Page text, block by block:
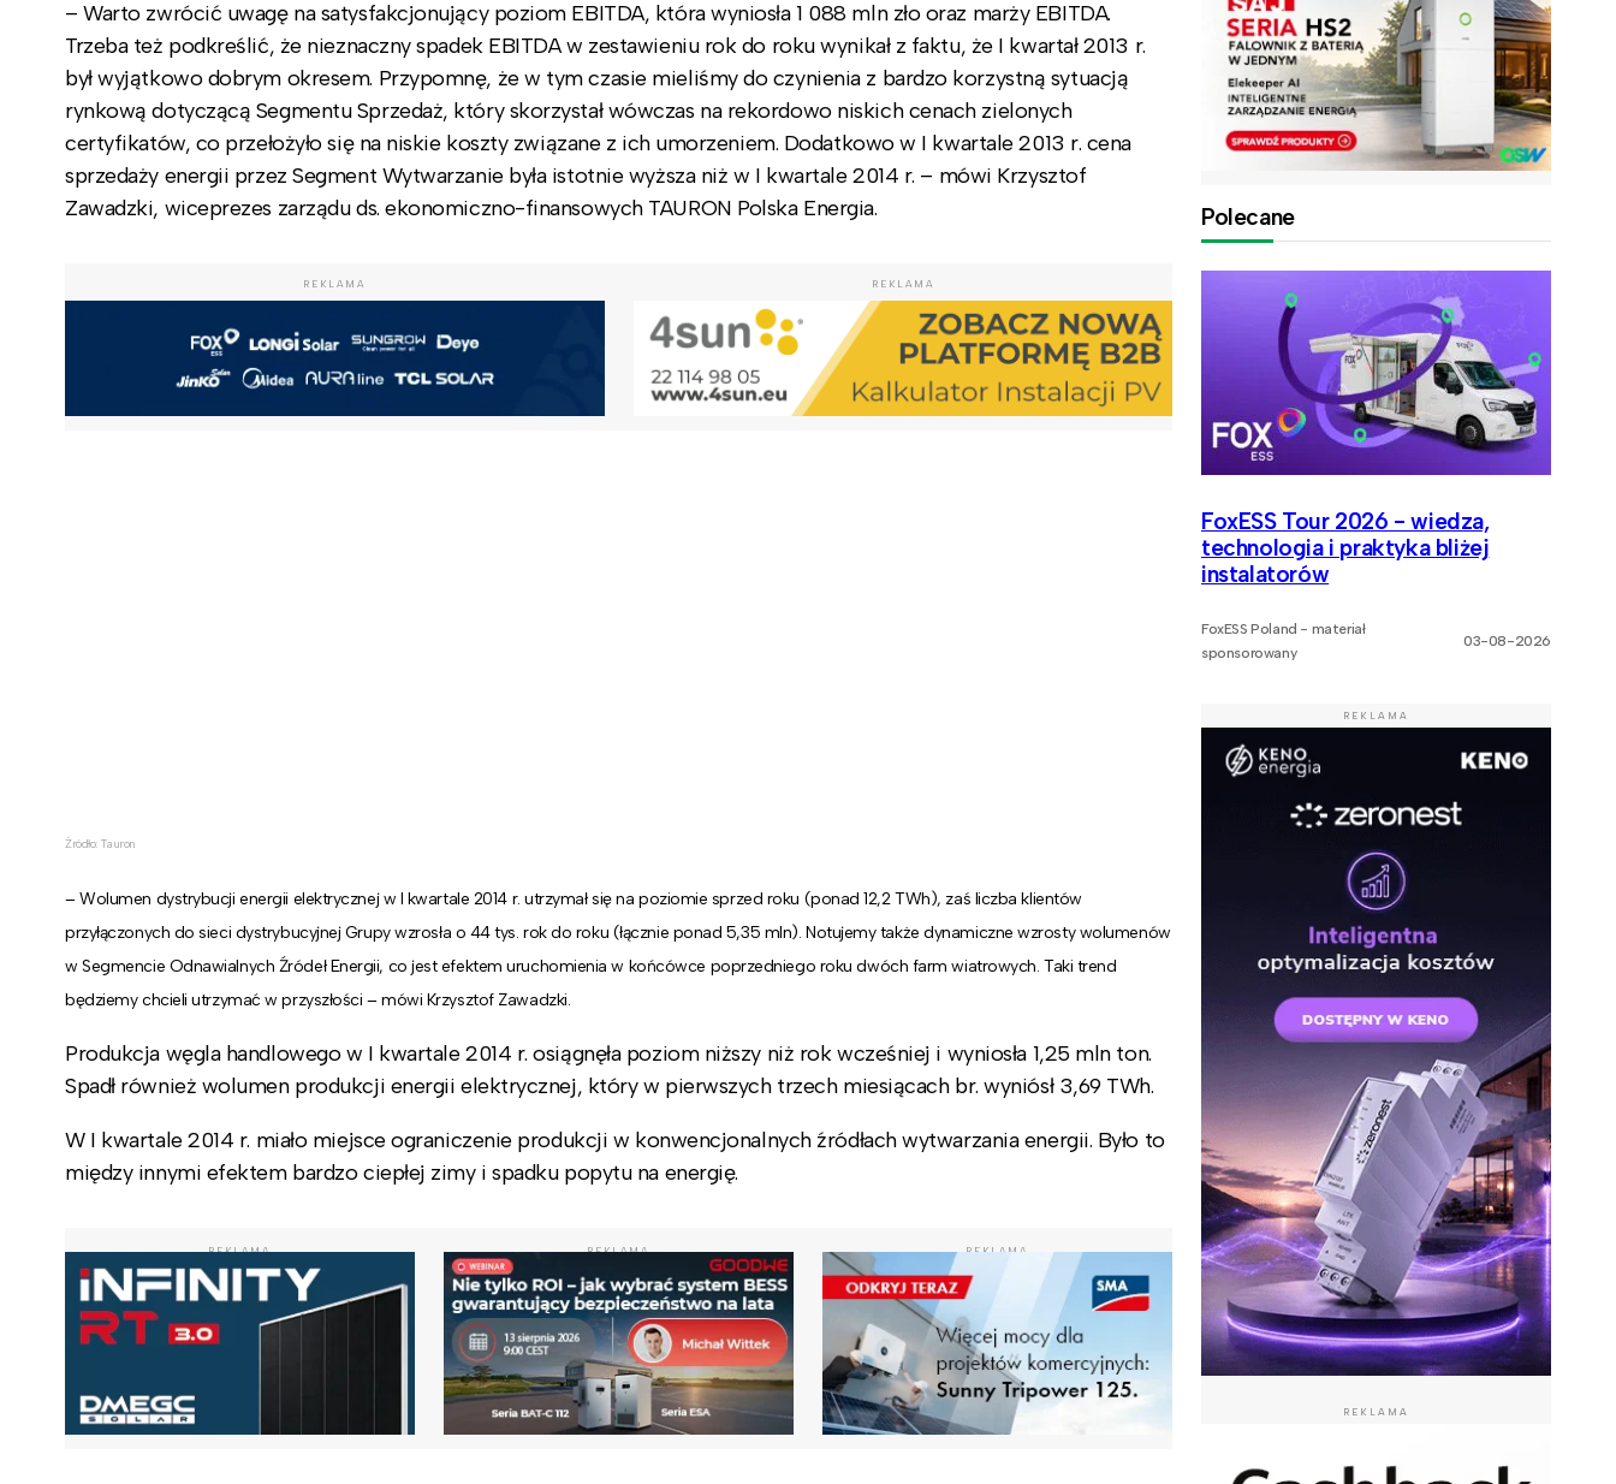
– Warto zwrócić uwagę na satysfakcjonujący poziom EBITDA, która wyniosła 1 088 mln zło oraz marży EBITDA.
Trzeba też podkreślić, że nieznaczny spadek EBITDA w zestawieniu rok do roku wynikał z faktu, że I kwartał 2013 r.
był wyjątkowo dobrym okresem. Przypomnę, że w tym czasie mieliśmy do czynienia z bardzo korzystną sytuacją
rynkową dotyczącą Segmentu Sprzedaż, który skorzystał wówczas na rekordowo niskich cenach zielonych
certyfikatów, co przełożyło się na niskie koszty związane z ich umorzeniem. Dodatkowo w I kwartale 2013 r. cena
sprzedaży energii przez Segment Wytwarzanie była istotnie wyższa niż w I kwartale 2014 r. – mówi Krzysztof
Zawadzki, wiceprezes zarządu ds. ekonomiczno-finansowych TAURON Polska Energia.
REKLAMA REKLAMA
Źródło: Tauron
– Wolumen dystrybucji energii elektrycznej w I kwartale 2014 r. utrzymał się na poziomie sprzed roku (ponad 12,2 TWh), zaś liczba klientów
przyłączonych do sieci dystrybucyjnej Grupy wzrosła o 44 tys. rok do roku (łącznie ponad 5,35 mln). Notujemy także dynamiczne wzrosty wolumenów
w Segmencie Odnawialnych Źródeł Energii, co jest efektem uruchomienia w końcówce poprzedniego roku dwóch farm wiatrowych. Taki trend
będziemy chcieli utrzymać w przyszłości – mówi Krzysztof Zawadzki.
Produkcja węgla handlowego w I kwartale 2014 r. osiągnęła poziom niższy niż rok wcześniej i wyniosła 1,25 mln ton.
Spadł również wolumen produkcji energii elektrycznej, który w pierwszych trzech miesiącach br. wyniósł 3,69 TWh.
W I kwartale 2014 r. miało miejsce ograniczenie produkcji w konwencjonalnych źródłach wytwarzania energii. Było to
między innymi efektem bardzo ciepłej zimy i spadku popytu na energię.
REKLAMA REKLAMA REKLAMA
Polecane
FoxESS Tour 2026 - wiedza,
technologia i praktyka bliżej
instalatorów
FoxESS Poland - materiał
sponsorowany
03-08-2026
REKLAMA
REKLAMA